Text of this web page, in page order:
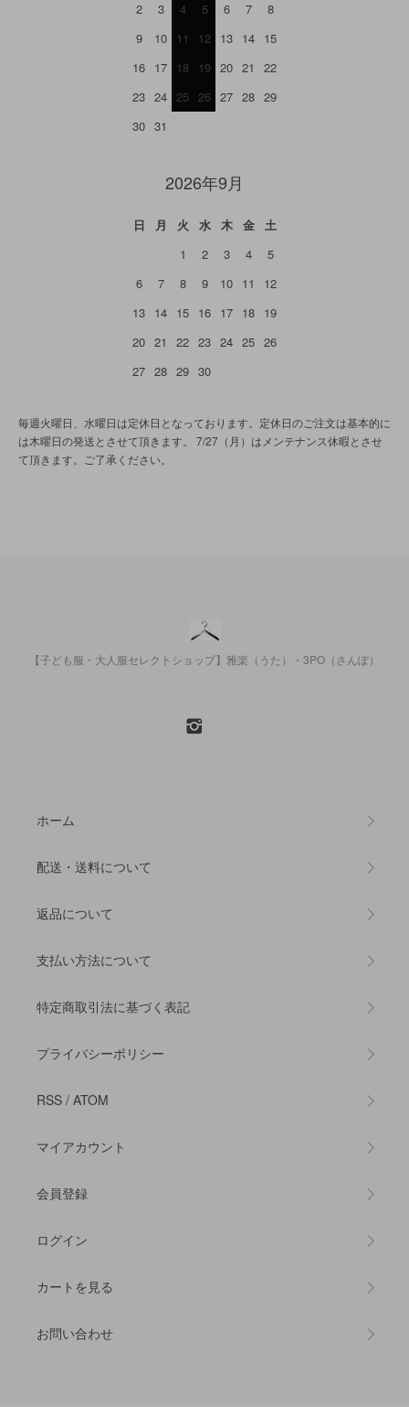
2
3 4 5 6 7
8
9
10 11 12 13 14 15
16 17 18 19 20 21
22
23 24 25 26 27 28 29
30 31
2026年9月
日 月 火 水 木 金
土
1
2 3 4
5
6
7 8 9 10 11
12
13 14 15 16 17 18 19
20 21 22 23 24 25 26
27 28 29 30
毎週火曜日、水曜日は定休日となっております。定休日のご注文は基本的に
は木曜日の発送とさせて頂きます。 7/27（月）はメンテナンス休暇とさせ
て頂きます。ご了承ください。
【子ども服・大人服セレクトショップ】雅楽（うた）・3PO（さんぽ）
ホーム
配送・送料について
返品について
支払い方法について
特定商取引法に基づく表記
プライバシーポリシー
RSS / ATOM
マイアカウント
会員登録
ログイン
カートを見る
お問い合わせ